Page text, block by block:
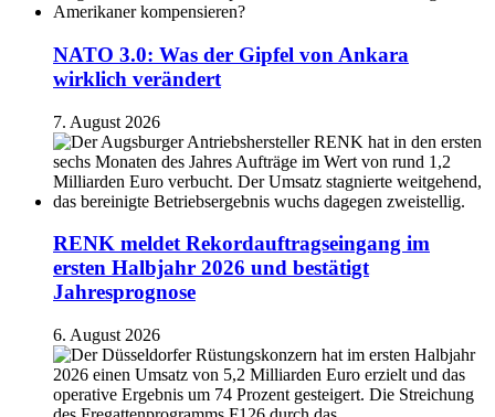
NATO 3.0: Was der Gipfel von Ankara
wirklich verändert
7. August 2026
RENK meldet Rekordauftragseingang im
ersten Halbjahr 2026 und bestätigt
Jahresprognose
6. August 2026